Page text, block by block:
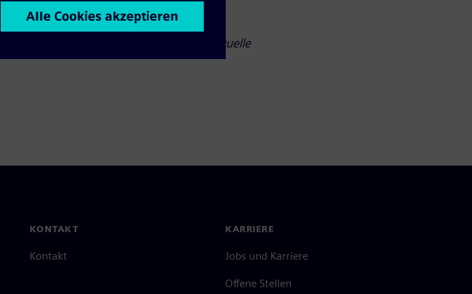
möchten, geben Sie bitte folgende Quelle
KONTAKT
Kontakt
KARRIERE
Jobs und Karriere
Offene Stellen